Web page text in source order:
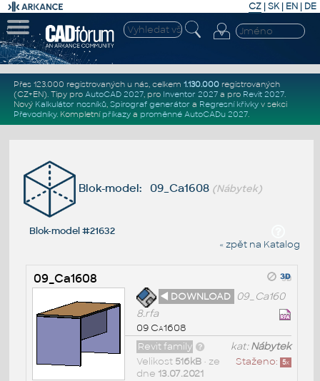
CZ | SK| EN | DE
Přes 123.000 registrovaných u nás, celkem 1.130.000registrovaných
(CZ+EN). Tipy pro AutoCAD 2027, pro Inventor 2027a pro Revit 2027.
Nový Kalkulátor nosníků, Spirograf generátor a Regresní křivkyv sekci
Převodníky. Kompletní příkazya proměnné AutoCADu 2027.
Blok-model: 09_Ca1608 (Nábytek)
Blok-model #21632
« zpět na Katalog
09_Ca1608
◄ DOWNLOAD 09_Ca160
8.rfa
09 Ca1608
kat:Nábytek
Revit family
Staženo: 5x
Velikost 516kB• ze
dne 13.07.2021